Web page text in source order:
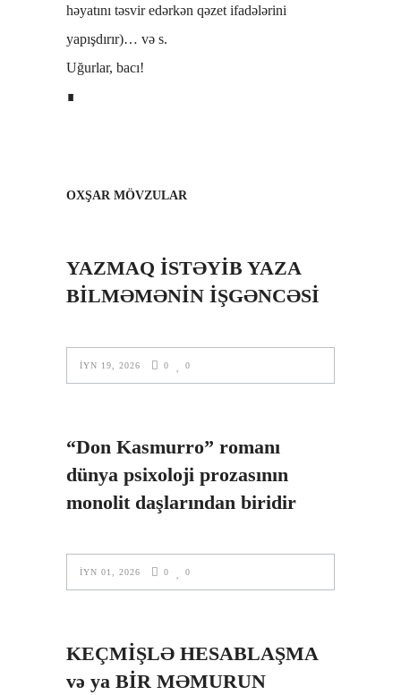
həyatını təsvir edərkən qəzet ifadələrini
yapışdırır)… və s.
Uğurlar, bacı!
∎
OXŞAR MÖVZULAR
YAZMAQ İSTƏYİB YAZA
BİLMƏMƏNİN İŞGƏNCƏSİ
İYN 19, 2026 0 0
“Don Kasmurro” romanı
dünya psixoloji prozasının
monolit daşlarından biridir
İYN 01, 2026 0 0
KEÇMİŞLƏ HESABLAŞMA
və ya BİR MƏMURUN